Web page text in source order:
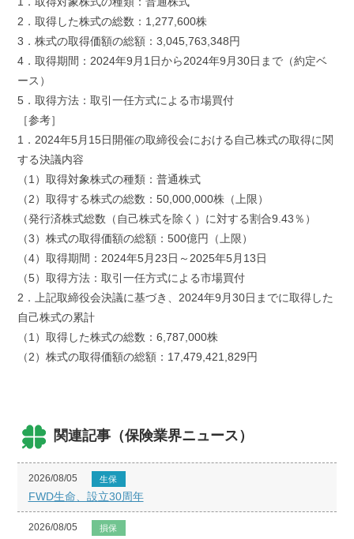
2．取得した株式の総数：1,277,600株
3．株式の取得価額の総額：3,045,763,348円
4．取得期間：2024年9月1日から2024年9月30日まで（約定ベ
ース）
5．取得方法：取引一任方式による市場買付
［参考］
1．2024年5月15日開催の取締役会における自己株式の取得に関
する決議内容
（1）取得対象株式の種類：普通株式
（2）取得する株式の総数：50,000,000株（上限）
（発行済株式総数（自己株式を除く）に対する割合9.43％）
（3）株式の取得価額の総額：500億円（上限）
（4）取得期間：2024年5月23日～2025年5月13日
（5）取得方法：取引一任方式による市場買付
2．上記取締役会決議に基づき、2024年9月30日までに取得した
自己株式の累計
（1）取得した株式の総数：6,787,000株
（2）株式の取得価額の総額：17,479,421,829円
関連記事（保険業界ニュース）
2026/08/05 生保
FWD生命、設立30周年
2026/08/05 損保